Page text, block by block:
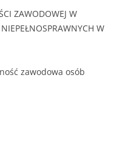
ZAWODOWEJ W
W
zawodowa osób